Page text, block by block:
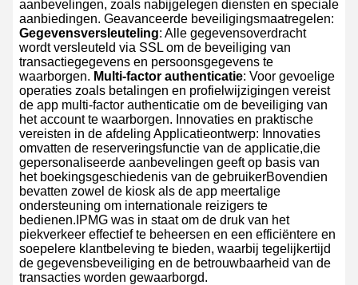
aanbevelingen, zoals nabijgelegen diensten en speciale
aanbiedingen. Geavanceerde beveiligingsmaatregelen:
Gegevensversleuteling: Alle gegevensoverdracht
wordt versleuteld via SSL om de beveiliging van
transactiegegevens en persoonsgegevens te
waarborgen. Multi-factor authenticatie: Voor gevoelige
operaties zoals betalingen en profielwijzigingen vereist
de app multi-factor authenticatie om de beveiliging van
het account te waarborgen. Innovaties en praktische
vereisten in de afdeling Applicatieontwerp: Innovaties
omvatten de reserveringsfunctie van de applicatie,die
gepersonaliseerde aanbevelingen geeft op basis van
het boekingsgeschiedenis van de gebruikerBovendien
bevatten zowel de kiosk als de app meertalige
ondersteuning om internationale reizigers te
bedienen.IPMG was in staat om de druk van het
piekverkeer effectief te beheersen en een efficiëntere en
soepelere klantbeleving te bieden, waarbij tegelijkertijd
de gegevensbeveiliging en de betrouwbaarheid van de
transacties worden gewaarborgd.